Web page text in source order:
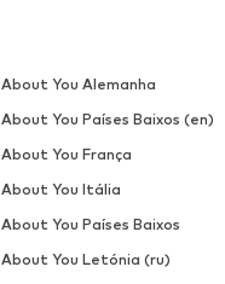
About You Alemanha
About You Países Baixos (en)
About You França
About You Itália
About You Países Baixos
About You Letónia (ru)